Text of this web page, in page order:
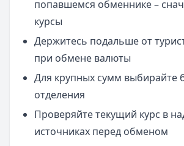
попавшемся обменнике –
курсы
Держитесь подальше от
при обмене валюты
Для крупных сумм выбирайте
отделения
Проверяйте текущий курс в
источниках перед обменом